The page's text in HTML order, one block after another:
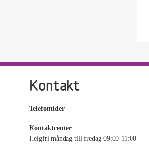
Kontakt
Telefontider
Kontaktcenter
Helgfri måndag till fredag 09:00-11:00